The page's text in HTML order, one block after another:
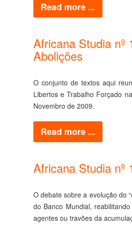
Read more ...
Africana Studia nº
Abolições
O conjunto de textos aqui
Libertos e Trabalho Forçado
Novembro de 2009.
Read more ...
Africana Studia nº
O debate sobre a evolução do
do Banco Mundial,
agentes ou travões da